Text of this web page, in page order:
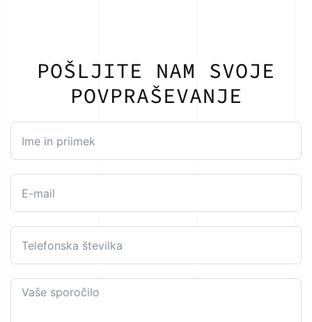
POŠLJITE NAM SVOJE
POVPRAŠEVANJE